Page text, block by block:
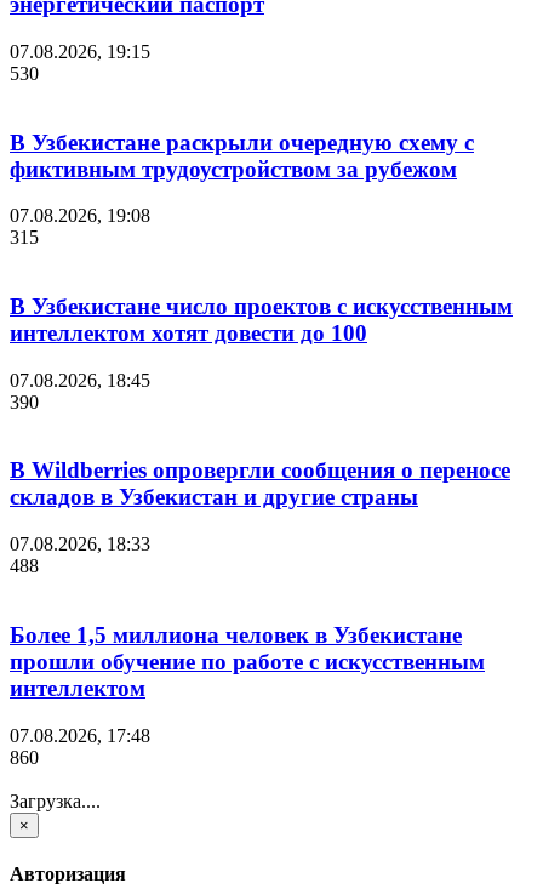
07.08.2026, 19:15
530
В Узбекистане раскрыли очередную схему с
фиктивным трудоустройством за рубежом
07.08.2026, 19:08
315
В Узбекистане число проектов с искусственным
интеллектом хотят довести до 100
07.08.2026, 18:45
390
В Wildberries опровергли сообщения о переносе
складов в Узбекистан и другие страны
07.08.2026, 18:33
488
Более 1,5 миллиона человек в Узбекистане
прошли обучение по работе с искусственным
интеллектом
07.08.2026, 17:48
860
Загрузка....
×
Авторизация